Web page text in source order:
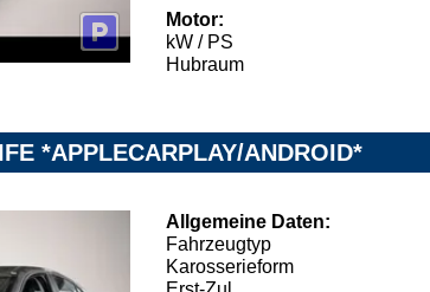
Motor:
kW / PS
Hubraum
*APPLECARPLAY/ANDROID*
Allgemeine Daten:
Fahrzeugtyp
Karosserieform